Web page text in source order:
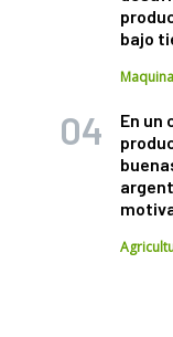
bajo
En un